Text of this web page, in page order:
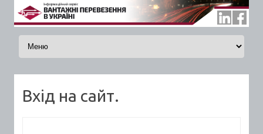
Skip to content
Вхід на сайт.